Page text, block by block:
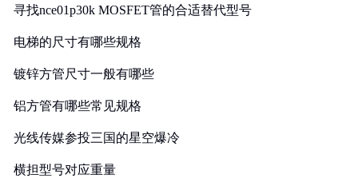
寻找nce01p30k MOSFET管的合适替代型号
电梯的尺寸有哪些规格
镀锌方管尺寸一般有哪些
铝方管有哪些常见规格
光线传媒参投三国的星空爆冷
横担型号对应重量